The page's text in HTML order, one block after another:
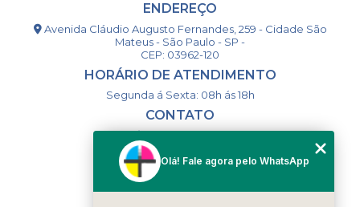
ENDEREÇO
Avenida Cláudio Augusto Fernandes, 259 - Cidade São
Mateus - São Paulo - SP -
CEP: 03962-120
HORÁRIO DE ATENDIMENTO
Segunda á Sexta: 08h ás 18h
CONTATO
(11) 98993-9556
togsm1@gmail.com
Olá! Fale agora pelo WhatsApp